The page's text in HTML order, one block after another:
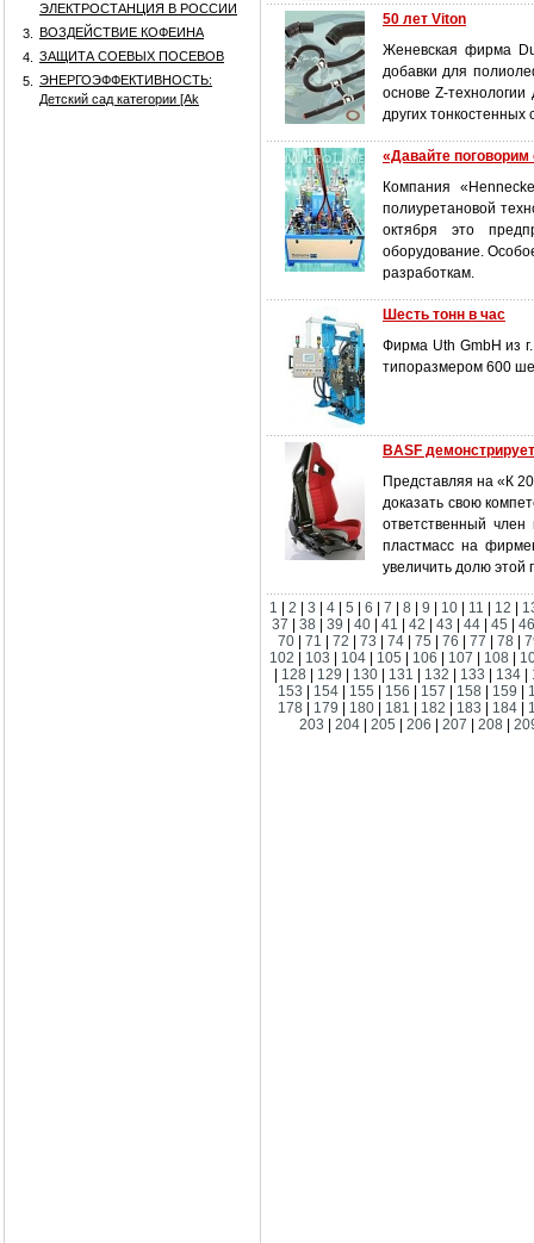
ЭЛЕКТРОСТАНЦИЯ В РОССИИ
3.
ВОЗДЕЙСТВИЕ КОФЕИНА
4.
ЗАЩИТА СОЕВЫХ ПОСЕВОВ
5.
ЭНЕРГОЭФФЕКТИВНОСТЬ:
Детский сад категории [Аk
50 лет Viton
Женевская фирма
добавки для
основе Z-
других тонкостенных
«Давайте поговорим
Компания
полиуретановой
октября это
оборудование.
разработкам.
Шесть тонн в час
Фирма Uth GmbH из
типоразмером 600
BASF
Представляя на «К
доказать свою
ответственный
пластмасс на
увеличить долю этой
1 2 3 4 5 6 7 8 9 10 11 12
37
|38 |39 |40 |41 |42 |43 |44 |45 |
70
71 72 73 74 75 76 77 78
102
103 104 105 106 107 108
128 129 130 131 132 133 134
153
154 155 156 157 158 159
178
179 180 181 182 183 184
203
|204 |205 |206 |207 |208 |